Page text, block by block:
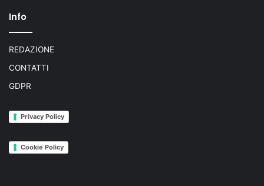
Info
REDAZIONE
CONTATTI
GDPR
Privacy Policy
Cookie Policy